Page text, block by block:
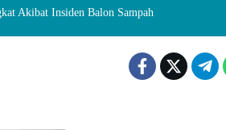
Akibat Insiden Balon Sampah